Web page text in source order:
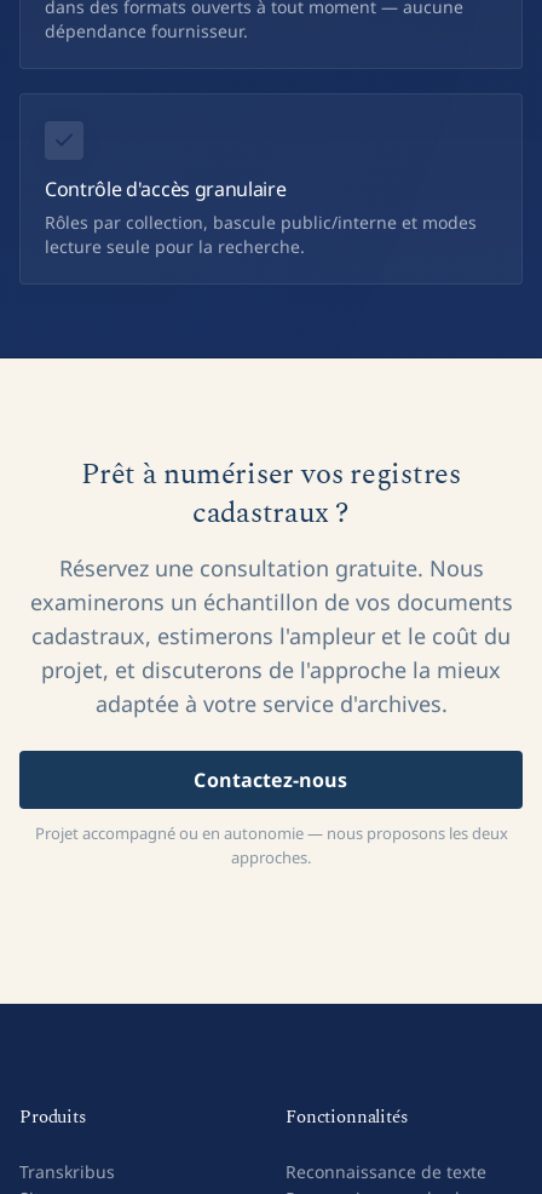
dans des formats ouverts à tout moment — aucune
dépendance fournisseur.
Contrôle d'accès granulaire
Rôles par collection, bascule public/interne et modes
lecture seule pour la recherche.
Prêt à numériser vos registres
cadastraux ?
Réservez une consultation gratuite. Nous
examinerons un échantillon de vos documents
cadastraux, estimerons l'ampleur et le coût du
projet, et discuterons de l'approche la mieux
adaptée à votre service d'archives.
Contactez-nous
Projet accompagné ou en autonomie — nous proposons les deux
approches.
Produits
Transkribus
Fonctionnalités
Reconnaissance de texte